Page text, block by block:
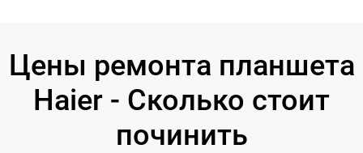
Цены ремонта планшета
Haier - Сколько стоит
починить